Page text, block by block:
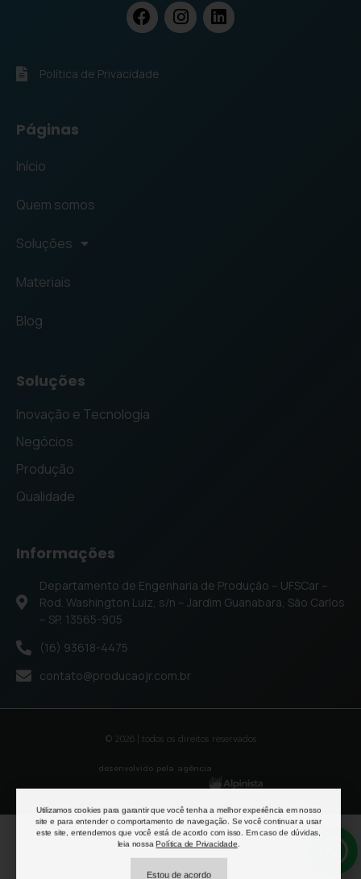
Política de Privacidade
Páginas
Início
Quem somos
Soluções
Materiais
Blog
Soluções
Inovação e Tecnologia
Negócios
Produção
Qualidade
Informações
Departamento de Engenharia de Produção – UFSCar –
Rod. Washington Luiz, s/n – Jardim Guanabara, São Carlos
– SP, 13565-905
(16) 93618-4475
contato@producaojr.com.br
© 2026 | todos os direitos reservados
desenvolvido pela agência
Utilizamos cookies para garantir que você tenha a melhor experiência em nosso
site e para entender o comportamento de navegação. Se você continuar a usar
este site, entendemos que você está de acordo com isso. Em caso de dúvidas,
leia nossaPolítica de Privacidade.
Estou de acordo